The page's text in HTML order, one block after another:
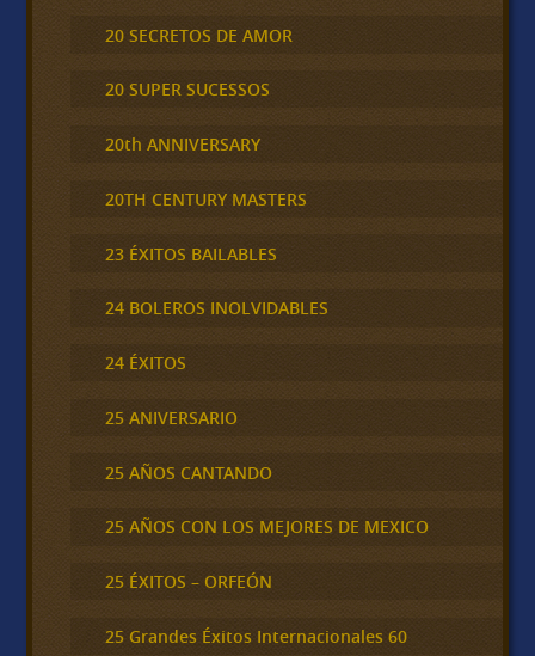
20 SECRETOS DE AMOR
20 SUPER SUCESSOS
20th ANNIVERSARY
20TH CENTURY MASTERS
23 ÉXITOS BAILABLES
24 BOLEROS INOLVIDABLES
24 ÉXITOS
25 ANIVERSARIO
25 AÑOS CANTANDO
25 AÑOS CON LOS MEJORES DE MEXICO
25 ÉXITOS – ORFEÓN
25 Grandes Éxitos Internacionales 60